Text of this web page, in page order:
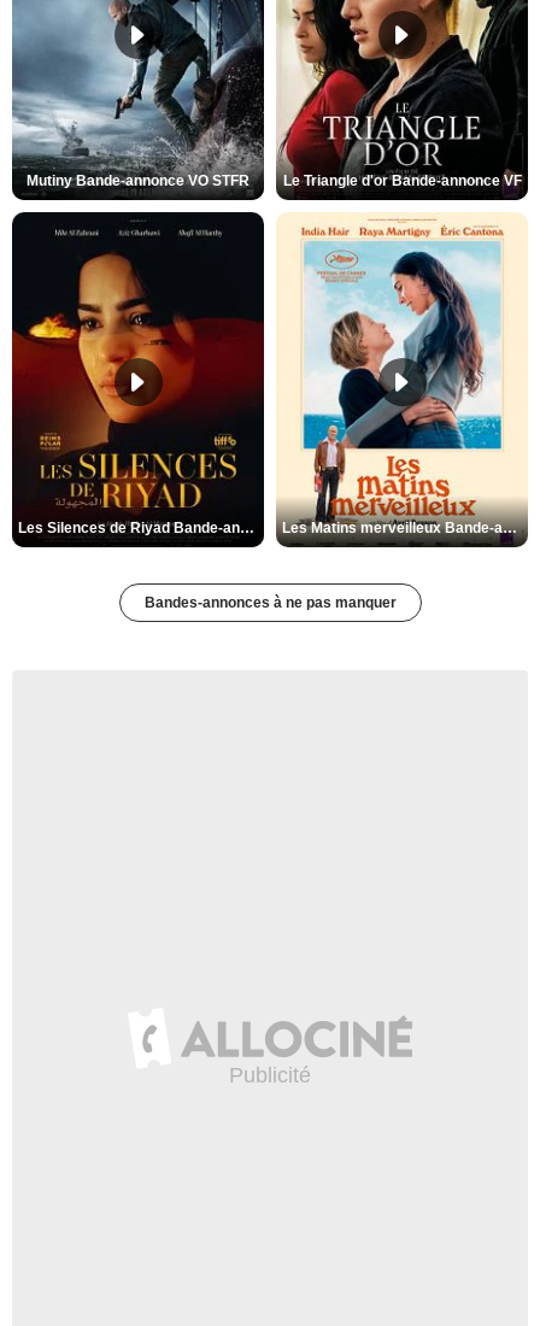
Mutiny Bande-annonce VO STFR Le Triangle d'or Bande-annonce VF
Les Silences de Riyad Bande-annonce VO STFR Les Matins merveilleux Bande-annonce VF
Bandes-annonces à ne pas manquer